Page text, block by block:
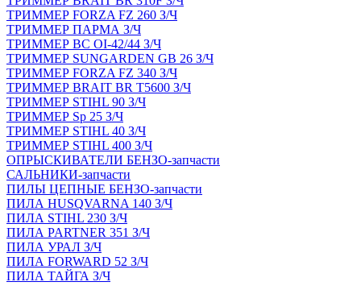
ТРИММЕР FORZA FZ 260 З/Ч
ТРИММЕР ПАРМА З/Ч
ТРИММЕР BC OI-42/44 З/Ч
ТРИММЕР SUNGARDEN GB 26 З/Ч
ТРИММЕР FORZA FZ 340 З/Ч
ТРИММЕР BRAIT BR Т5600 З/Ч
ТРИММЕР STIHL 90 З/Ч
ТРИММЕР Sp 25 З/Ч
ТРИММЕР STIHL 40 З/Ч
ТРИММЕР STIHL 400 З/Ч
ОПРЫСКИВАТЕЛИ БЕНЗО-запчасти
САЛЬНИКИ-запчасти
ПИЛЫ ЦЕПНЫЕ БЕНЗО-запчасти
ПИЛА HUSQVARNA 140 З/Ч
ПИЛА STIHL 230 З/Ч
ПИЛА PARTNER 351 З/Ч
ПИЛА УРАЛ З/Ч
ПИЛА FORWARD 52 З/Ч
ПИЛА ТАЙГА З/Ч